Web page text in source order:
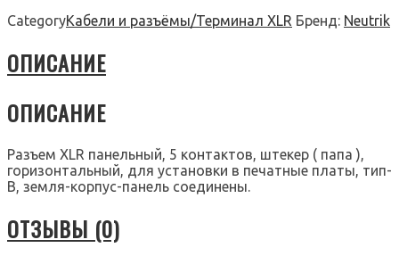
CategoryКабели и разъёмы/Терминал XLR Бренд: Neutrik
ОПИСАНИЕ
ОПИСАНИЕ
Разъем XLR панельный, 5 контактов, штекер ( папа ),
горизонтальный, для установки в печатные платы, тип-
B, земля-корпус-панель соединены.
ОТЗЫВЫ (0)